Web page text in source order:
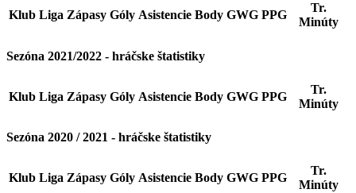
Klub Liga Zápasy Góly Asistencie Body GWG PPG
Tr.
Minúty
Sezóna 2021/2022 - hráčske štatistiky
Klub Liga Zápasy Góly Asistencie Body GWG PPG
Tr.
Minúty
Sezóna 2020 / 2021 - hráčske štatistiky
Klub Liga Zápasy Góly Asistencie Body GWG PPG
Tr.
Minúty